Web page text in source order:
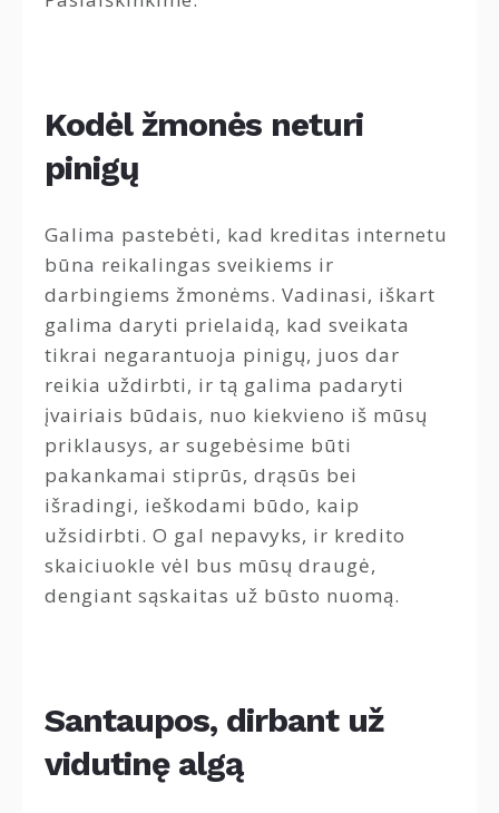
Kodėl žmonės neturi
pinigų
Galima pastebėti, kad kreditas internetu
būna reikalingas sveikiems ir
darbingiems žmonėms. Vadinasi, iškart
galima daryti prielaidą, kad sveikata
tikrai negarantuoja pinigų, juos dar
reikia uždirbti, ir tą galima padaryti
įvairiais būdais, nuo kiekvieno iš mūsų
priklausys, ar sugebėsime būti
pakankamai stiprūs, drąsūs bei
išradingi, ieškodami būdo, kaip
užsidirbti. O gal nepavyks, ir kredito
skaiciuokle vėl bus mūsų draugė,
dengiant sąskaitas už būsto nuomą.
Santaupos, dirbant už
vidutinę algą